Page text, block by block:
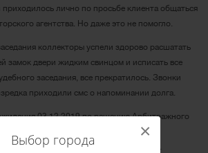
Выбор города ×
лично по просьбе клиента общаться
агентства. Но даже это не помогло.
коллекторы успели здорово расшатать
замок двери жидким свинцом и исписать все
заседания, все прекратилось. Звонки
приходили смс о напоминании долга.
03.12.2019 по решению Арбитражного
Людмила Ивановна М. была признана
от долговых обязательств.